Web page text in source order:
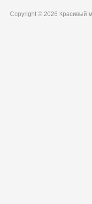
Copyright © 2026 Красивый